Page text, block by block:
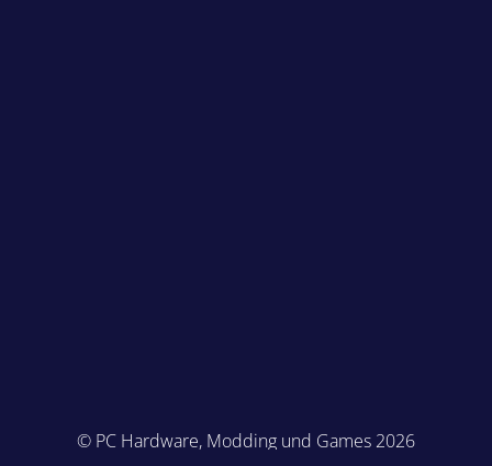
© PC Hardware, Modding und Games 2026